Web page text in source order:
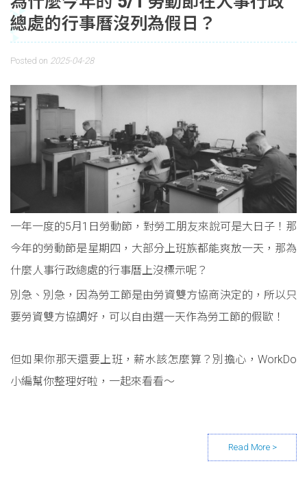
總處的行事曆沒列為假日？
Posted on 2025-04-28
一年一度的5月1日勞動節，對勞工朋友來說可是大日子！那
今年的勞動節是星期四，大部分上班族都能爽放一天，那為
什麼人事行政總處的行事曆上沒標示呢？
別急、別急，因為勞工節是由勞資雙方協商決定的，所以只
要勞資雙方協調好，可以自由選一天作為勞工節的假歐！
但如果你那天還要上班，薪水該怎麼算？別擔心，WorkDo
小編幫你整理好啦，一起來看看～